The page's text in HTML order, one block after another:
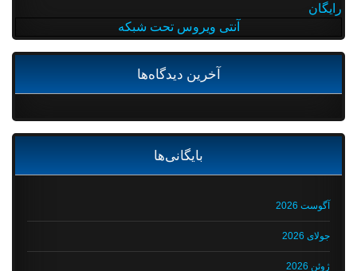
رایگان
آنتی ویروس تحت شبکه
آخرین دیدگاه‌ها
بایگانی‌ها
آگوست 2026
جولای 2026
ژوئن 2026